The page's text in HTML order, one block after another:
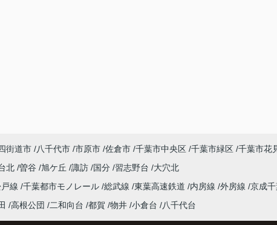
街道市 八千代市 市原市 佐倉市 千葉市中央区 千葉市緑区 千葉市花
北 曽谷 旭ケ丘 諏訪 国分 習志野台
大穴北
線 千葉都市モノレール 総武線 東葉高速鉄道 内房線 外房線 京成
高根公団 二和向台 都賀 物井 小倉台 八千代台